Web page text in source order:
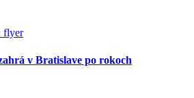
v Bratislave po rokoch